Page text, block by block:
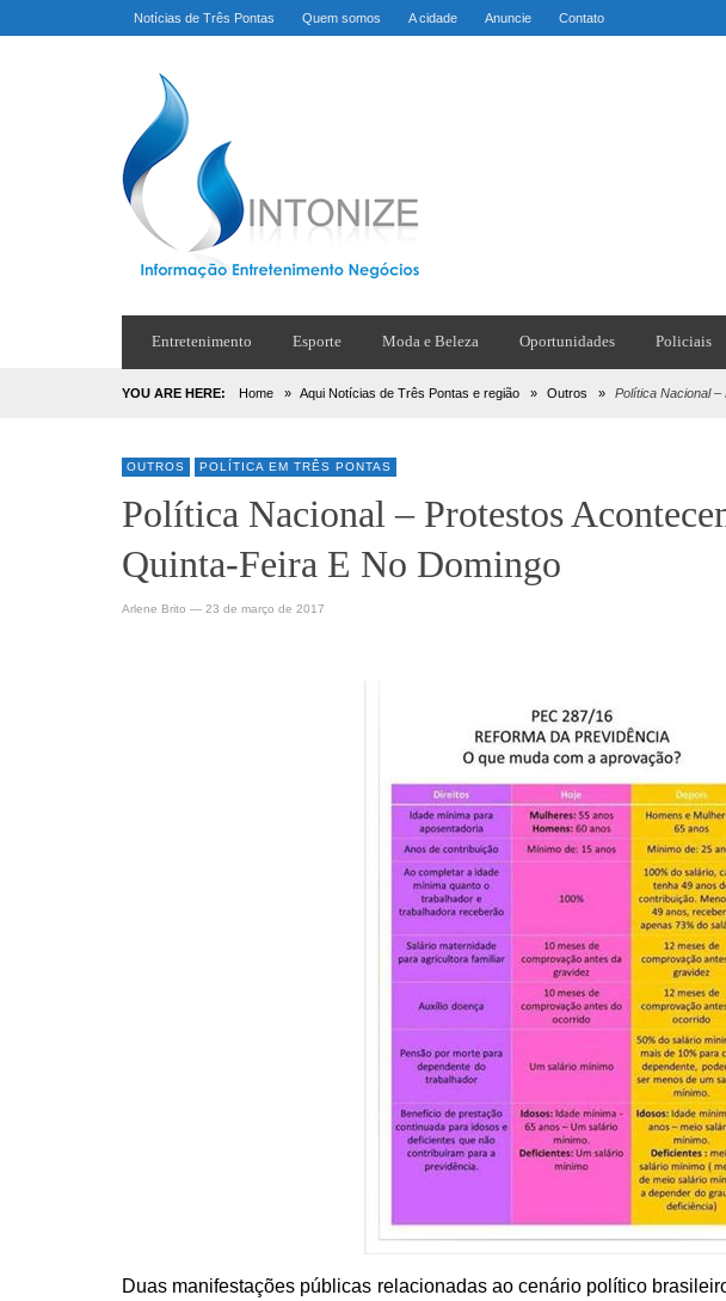
Notícias de Três Pontas Quem somos A cidade Anuncie Contato
Entretenimento Esporte Moda e Beleza Oportunidades Policiais
YOU ARE HERE: Home » Aqui Notícias de Três Pontas e região » Outros » Política Nacional
OUTROS POLÍTICA EM TRÊS PONTAS
Política Nacional – Protestos
Quinta-Feira E No Domingo
Arlene Brito — 23 de março de 2017
Duas manifestações públicas relacionadas ao cenário político